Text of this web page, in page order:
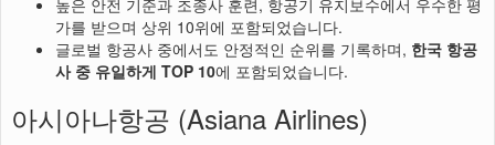
높은 안전 기준과 조종사 훈련, 항공기 유지보수에서 우수한 평
가를 받으며 상위 10위에 포함되었습니다.
글로벌 항공사 중에서도 안정적인 순위를 기록하며, 한국 항공
사 중 유일하게 TOP 10에 포함되었습니다.
아시아나항공 (Asiana Airlines)